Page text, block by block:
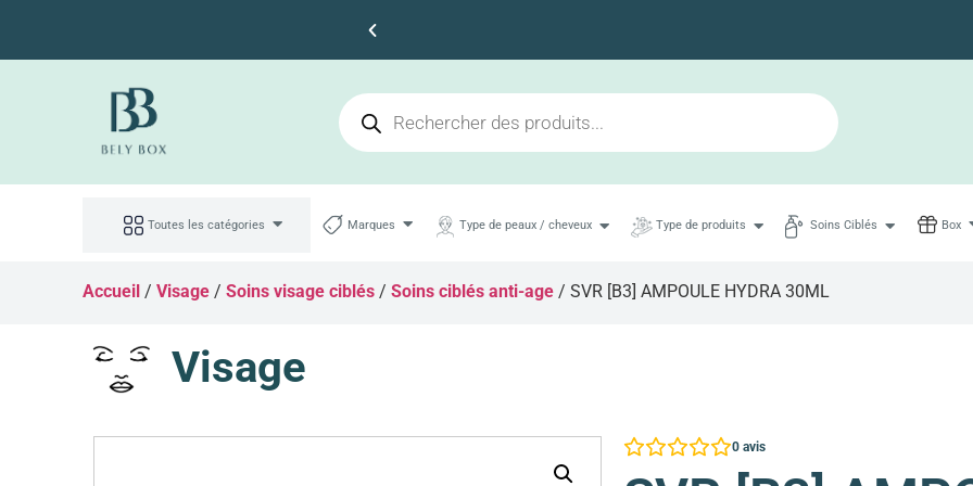
Toutes les catégories Marques Type de peaux / cheveux Type de produits Soins Ciblés Box
Accueil /Visage /Soins visage ciblés /Soins ciblés anti-age / SVR [B3] AMPOULE HYDRA 30ML
Visage
0 avis